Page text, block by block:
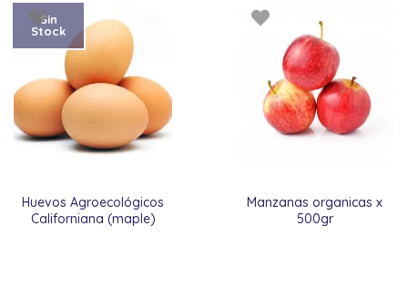
Huevos Agroecológicos
Californiana (maple)
Sin
Stock
Manzanas organicas x
500gr